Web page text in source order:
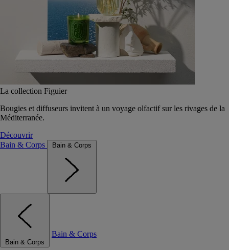
La collection Figuier
Bougies et diffuseurs invitent à un voyage olfactif sur les rivages de la
Méditerranée.
Découvrir
Bain & Corps
Bain & Corps
Bain & Corps
Bain & Corps